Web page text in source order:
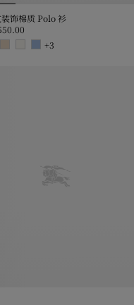
饰棉质 Polo 衫
+3